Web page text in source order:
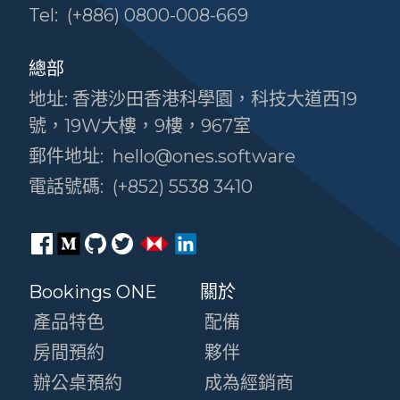
Tel: (+886) 0800-008-669
總部
地址: 香港沙田香港科學園，科技大道西19
號，19W大樓，9樓，967室
郵件地址: hello@ones.software
電話號碼: (+852) 5538 3410
Bookings ONE
產品特色
房間預約
辦公桌預約
關於
配備
夥伴
成為經銷商